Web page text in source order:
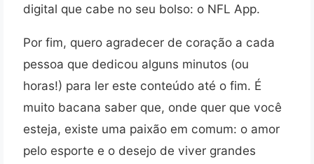
digital que cabe no seu bolso: o NFL App.
Por fim, quero agradecer de coração a cada
pessoa que dedicou alguns minutos (ou
horas!) para ler este conteúdo até o fim. É
muito bacana saber que, onde quer que você
esteja, existe uma paixão em comum: o amor
pelo esporte e o desejo de viver grandes